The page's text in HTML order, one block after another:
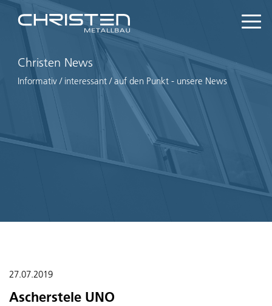
Christen News
Informativ / interessant / auf den Punkt - unsere News
27.07.2019
Ascherstele UNO